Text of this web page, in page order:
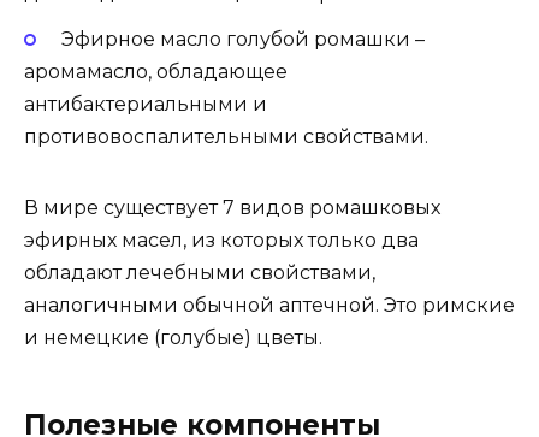
Эфирное масло голубой ромашки –
аромамасло, обладающее
антибактериальными и
противовоспалительными свойствами.
В мире существует 7 видов ромашковых
эфирных масел, из которых только два
обладают лечебными свойствами,
аналогичными обычной аптечной. Это римские
и немецкие (голубые) цветы.
Полезные компоненты